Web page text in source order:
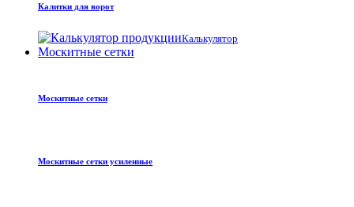
Калитки для ворот
Калькулятор
Москитные сетки
Москитные сетки
Москитные сетки усиленные